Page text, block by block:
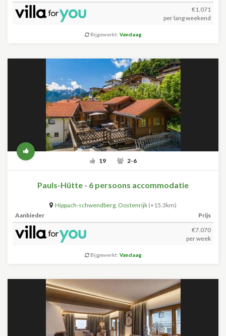
€1.071
per lang weekend
Bijgewerkt: Vandaag
19 2-6
Pauls-Hütte - 6 persoons accommodatie
Hippach-schwendberg, Oostenrijk (+15.3km)
Aanbieder
Prijs
€7.070
per week
Bijgewerkt: Vandaag